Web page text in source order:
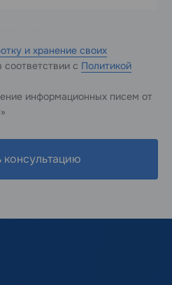
и хранение своих
соответствии с Политикой
информационных писем от
консультацию